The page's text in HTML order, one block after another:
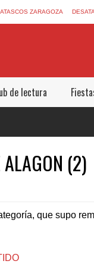
ZARAGOZA
de lectura
(2)
que supo